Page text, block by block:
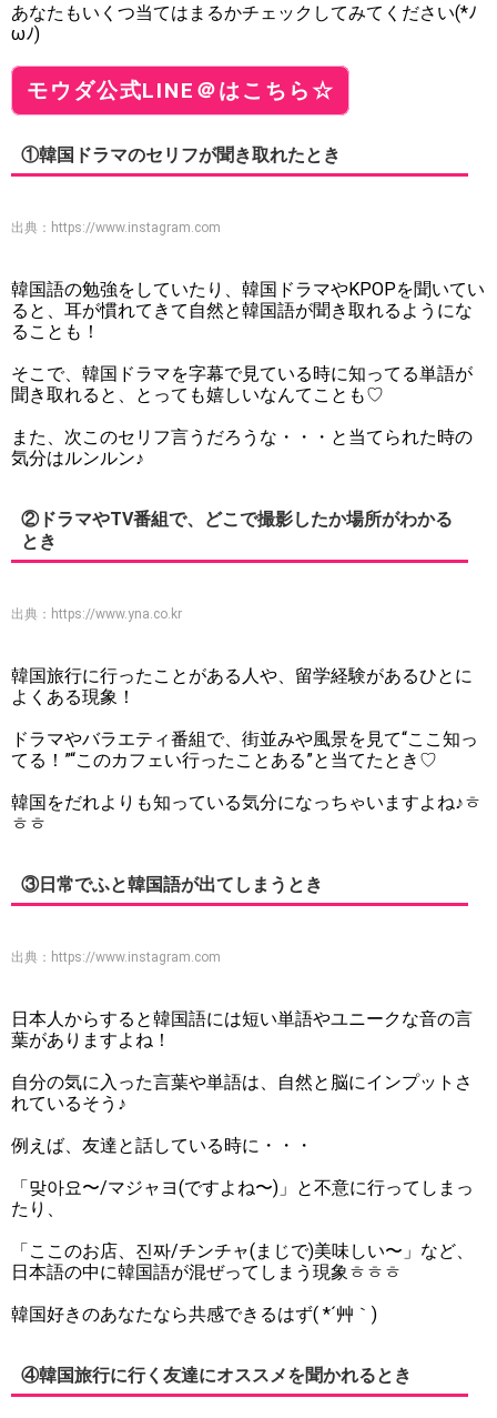
あなたもいくつ当てはまるかチェックしてみてください(*ﾉ
ωﾉ)
モウダ公式LINE＠はこちら☆
①韓国ドラマのセリフが聞き取れたとき
出典： https://www.instagram.com
韓国語の勉強をしていたり、韓国ドラマやKPOPを聞いてい
ると、耳が慣れてきて自然と韓国語が聞き取れるようにな
ることも！
そこで、韓国ドラマを字幕で見ている時に知ってる単語が
聞き取れると、とっても嬉しいなんてことも♡
また、次このセリフ言うだろうな・・・と当てられた時の
気分はルンルン♪
②ドラマやTV番組で、どこで撮影したか場所がわかる
とき
出典： https://www.yna.co.kr
韓国旅行に行ったことがある人や、留学経験があるひとに
よくある現象！
ドラマやバラエティ番組で、街並みや風景を見て“ここ知っ
てる！”“このカフェい行ったことある”と当てたとき♡
韓国をだれよりも知っている気分になっちゃいますよね♪ㅎ
ㅎㅎ
③日常でふと韓国語が出てしまうとき
出典： https://www.instagram.com
日本人からすると韓国語には短い単語やユニークな音の言
葉がありますよね！
自分の気に入った言葉や単語は、自然と脳にインプットさ
れているそう♪
例えば、友達と話している時に・・・
「맞아요〜/マジャヨ(ですよね〜)」と不意に行ってしまっ
たり、
「ここのお店、진짜/チンチャ(まじで)美味しい〜」など、
日本語の中に韓国語が混ぜってしまう現象ㅎㅎㅎ
韓国好きのあなたなら共感できるはず( *´艸｀)
④韓国旅行に行く友達にオススメを聞かれるとき